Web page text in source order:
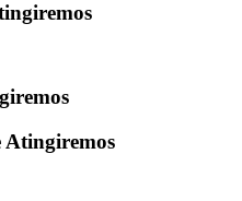
Atingiremos